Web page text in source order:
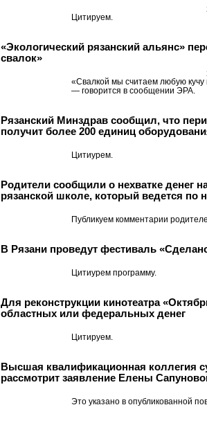
Цитируем.
«Экологический рязанский альянс»
свалок»
«Свалкой мы считаем любую
— говорится в сообщении ЭРА.
Рязанский Минздрав сообщил, что
получит более 200 единиц
Цитиурем.
Родители сообщили о нехватке денег
рязанской школе, который ведется по
Публикуем комментарии
В Рязани проведут фестиваль
Цитиурем программу.
Для реконструкции кинотеатра
областных или федеральных денег
Цитируем.
Высшая квалификационная коллегия
рассмотрит заявление Елены
Это указано в опубликованной